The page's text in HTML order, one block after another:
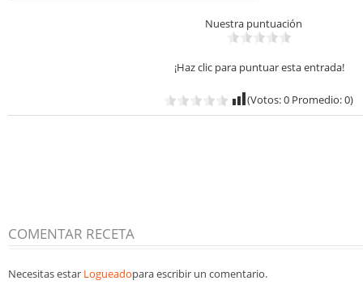
Nuestra puntuación
¡Haz clic para puntuar esta entrada!
(Votos:0Promedio:0)
COMENTAR RECETA
Necesitas estar Logueadopara escribir un comentario.